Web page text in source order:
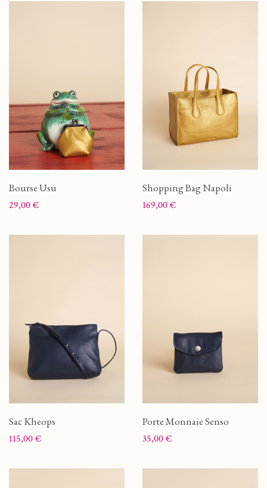
Bourse Usu
Prix
29,00 €
Shopping Bag Napoli
Prix
169,00 €
Sac Kheops
Prix
115,00 €
Porte Monnaie Senso
Prix
35,00 €